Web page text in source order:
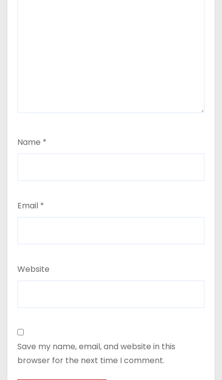
Name *
Email *
Website
Save my name, email, and website in this
browser for the next time I comment.